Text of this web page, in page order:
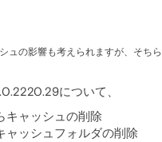
ュの影響も考えられますが、そちら
について、
キャッシュの削除
ャッシュフォルダの削除